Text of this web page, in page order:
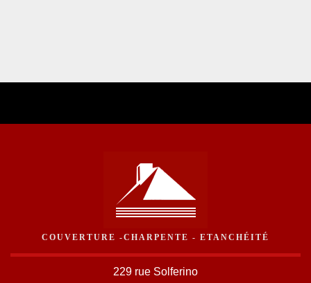
COUVERTURE -CHARPENTE - ETANCHÉITÉ
229 rue Solferino